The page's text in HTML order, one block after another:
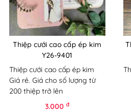
Thiệp cưới cao cấp ép kim
Y26-9401
Thiệp cưới cao cấp ép kim
Giá rẻ. Giá cho số lượng từ
200 thiệp trở lên
3.000đ